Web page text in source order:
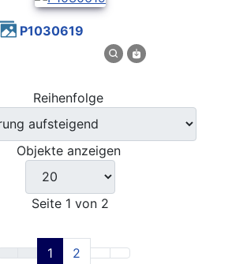
P1030619
Reihenfolge
Objekte anzeigen
Seite 1 von 2
1 2